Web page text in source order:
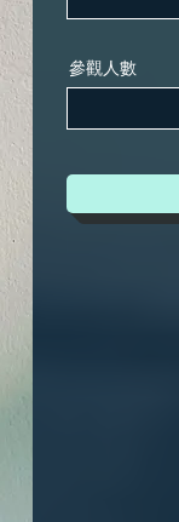
參觀人數